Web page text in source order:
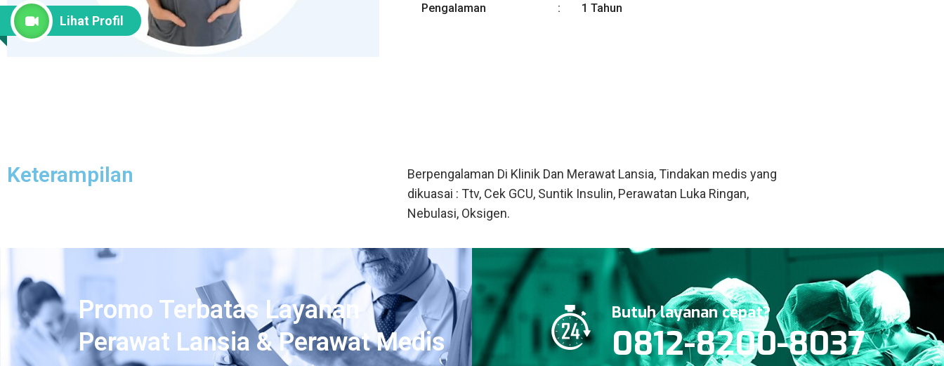
Lihat Profil
Pengalaman
1 Tahun
Keterampilan
Berpengalaman Di Klinik Dan Merawat Lansia, Tindakan medis yang
dikuasai : Ttv, Cek GCU, Suntik Insulin, Perawatan Luka Ringan,
Nebulasi, Oksigen.
Promo Terbatas Layanan
Perawat Lansia & Perawat Medis
Butuh layanan cepat?
0812-8200-8037